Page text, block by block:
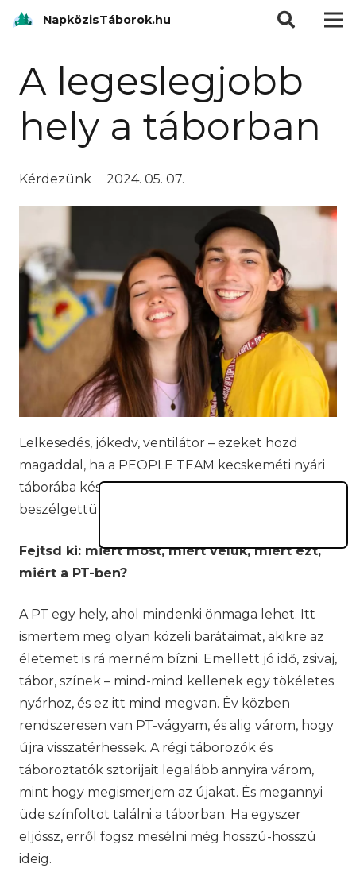
NapközisTáborok.hu
A legeslegjobb
hely a táborban
Kérdezünk 2024. 05. 07.
Lelkesedés, jókedv, ventilátor – ezeket hozd
magaddal, ha a PEOPLE TEAM kecskeméti nyári
táborába készülsz. Többek között erről
beszélgettünk Petrával, a
Fejtsd ki: miért most, miért velük, miért ezt,
miért a PT-ben?
A PT egy hely, ahol mindenki önmaga lehet. Itt
ismertem meg olyan közeli barátaimat, akikre az
életemet is rá merném bízni. Emellett jó idő, zsivaj,
tábor, színek – mind-mind kellenek egy tökéletes
nyárhoz, és ez itt mind megvan. Év közben
rendszeresen van PT-vágyam, és alig várom, hogy
újra visszatérhessek. A régi táborozók és
táboroztatók sztorijait legalább annyira várom,
mint hogy megismerjem az újakat. És megannyi
üde színfoltot találni a táborban. Ha egyszer
eljössz, erről fogsz mesélni még hosszú-hosszú
ideig.